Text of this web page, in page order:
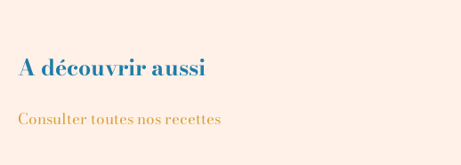
A découvrir aussi
Consulter toutes nos recettes